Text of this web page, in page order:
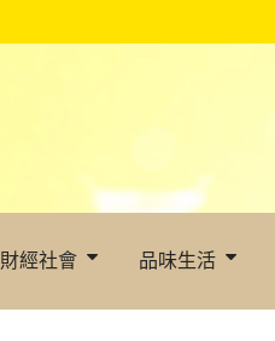
財經社會 品味生活